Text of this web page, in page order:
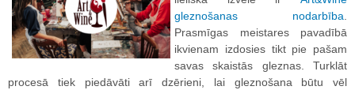
gleznošanas nodarbība.
Prasmīgas meistares pavadībā
ikvienam izdosies tikt pie pašam
savas skaistās gleznas. Turklāt
procesā tiek piedāvāti arī dzērieni, lai gleznošana būtu vēl